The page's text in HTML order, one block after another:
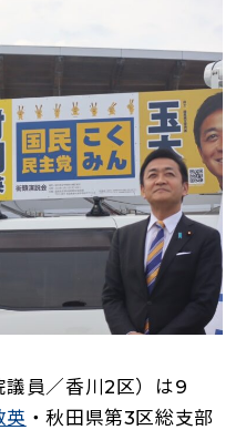
タブで開く）
員／香川2区）は9
英 （新しいタブで開く）
・秋田県第3区総支部